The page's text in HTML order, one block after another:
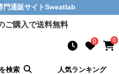
門通販サイトSweatlab
ご購入で送料無料
0 0
検索 人気ランキング